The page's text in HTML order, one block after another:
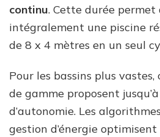
continu. Cette durée
intégralement une piscine
de 8 x 4 mètres en un seul
Pour les bassins plus
de gamme proposent
d’autonomie. Les
gestion d’énergie